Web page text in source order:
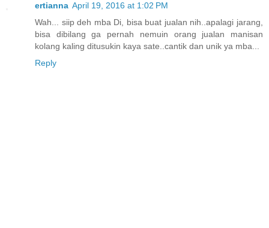
ertianna April 19, 2016 at 1:02 PM
Wah... siip deh mba Di, bisa buat jualan nih..apalagi jarang,
bisa dibilang ga pernah nemuin orang jualan manisan
kolang kaling ditusukin kaya sate..cantik dan unik ya mba...
Reply